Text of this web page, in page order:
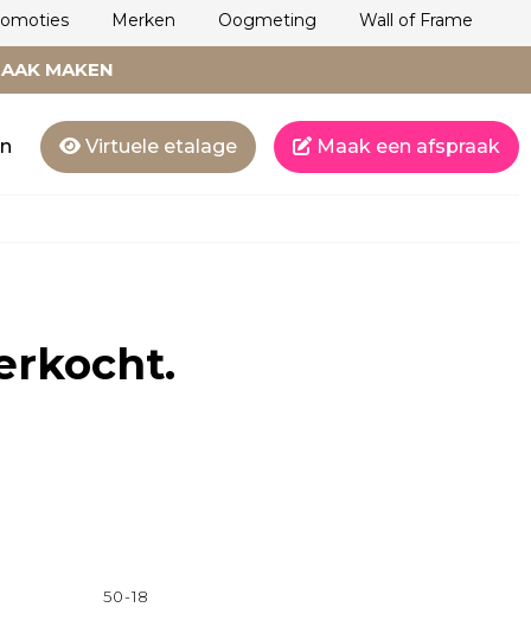
Merken Oogmeting Wall of Frame
MAKEN
Virtuele etalage Maak een afspraak
50-18